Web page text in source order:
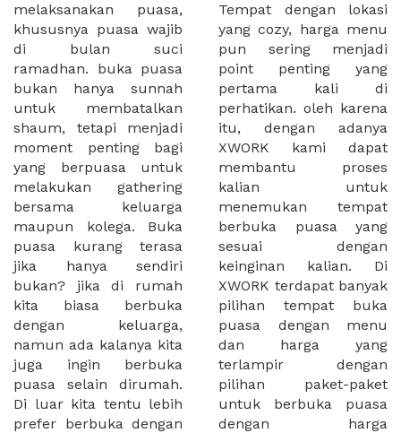
melaksanakan puasa,
khususnya puasa wajib
di bulan suci
ramadhan. buka puasa
bukan hanya sunnah
untuk membatalkan
shaum, tetapi menjadi
moment penting bagi
yang berpuasa untuk
melakukan gathering
bersama keluarga
maupun kolega. Buka
puasa kurang terasa
jika hanya sendiri
bukan? jika di rumah
kita biasa berbuka
dengan keluarga,
namun ada kalanya kita
juga ingin berbuka
puasa selain dirumah.
Di luar kita tentu lebih
prefer berbuka dengan
Tempat dengan lokasi
yang cozy, harga menu
pun sering menjadi
point penting yang
pertama kali di
perhatikan. oleh karena
itu, dengan adanya
XWORK kami dapat
membantu proses
kalian untuk
menemukan tempat
berbuka puasa yang
sesuai dengan
keinginan kalian. Di
XWORK terdapat banyak
pilihan tempat buka
puasa dengan menu
dan harga yang
terlampir dengan
pilihan paket-paket
untuk berbuka puasa
dengan harga